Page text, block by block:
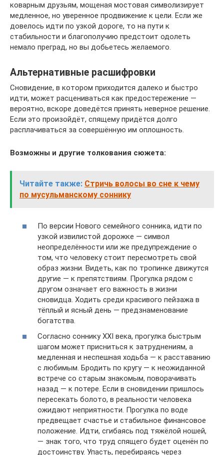
коварным друзьям, мощеная мостовая символизирует
медленное, но уверенное продвижение к цели. Если же
довелось идти по узкой дороге, то на пути к
стабильности и благополучию предстоит одолеть
немало преград, но вы добьетесь желаемого.
Альтернативные расшифровки
Сновидение, в котором приходится далеко и быстро
идти, может расцениваться как предостережение —
вероятно, вскоре доведётся принять неверное решение.
Если это произойдёт, спящему придётся долго
расплачиваться за совершённую им оплошность.
Возможны и другие толкования сюжета:
Читайте также: Стричь волосы во сне к чему
по мусульманскому соннику
По версии Нового семейного сонника, идти по
узкой извилистой дорожке — символ
неопределённости или же предупреждение о
том, что человеку стоит пересмотреть свой
образ жизни. Видеть, как по тропинке движутся
другие — к препятствиям. Прогулка рядом с
другом означает его важность в жизни
сновидца. Ходить среди красивого пейзажа в
тёплый и ясный день — предзнаменование
богатства.
Согласно соннику XXI века, прогулка быстрым
шагом может присниться к затруднениям, а
медленная и неспешная ходьба — к расставанию
с любимым. Бродить по кругу — к неожиданной
встрече со старым знакомым, поворачивать
назад — к потере. Если в сновидении пришлось
пересекать болото, в реальности человека
ожидают неприятности. Прогулка по воде
предвещает счастье и стабильное финансовое
положение. Идти, сгибаясь под тяжёлой ношей,
— знак того, что труд спящего будет оценён по
достоинству. Упасть, перебираясь через